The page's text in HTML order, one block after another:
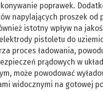
poprawek.
napylających proszek od
istotny wpływ na
pistoletu do
proces ładowania,
prądowych w
może powodować
widocznymi na gotowej